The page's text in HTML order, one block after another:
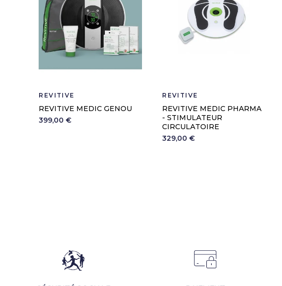
REVITIVE
REVITIVE MEDIC GENOU
399,00 €
REVITIVE
REVITIVE MEDIC PHARMA
- STIMULATEUR
CIRCULATOIRE
329,00 €